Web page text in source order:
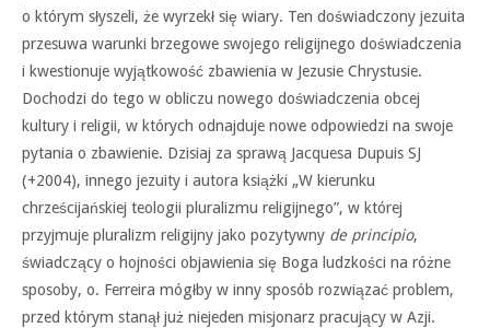
o którym słyszeli, że wyrzekł się wiary. Ten doświadczony jezuita
przesuwa warunki brzegowe swojego religijnego doświadczenia
i kwestionuje wyjątkowość zbawienia w Jezusie Chrystusie.
Dochodzi do tego w obliczu nowego doświadczenia obcej
kultury i religii, w których odnajduje nowe odpowiedzi na swoje
pytania o zbawienie. Dzisiaj za sprawą Jacquesa Dupuis SJ
(+2004), innego jezuity i autora książki „W kierunku
chrześcijańskiej teologii pluralizmu religijnego”, w której
przyjmuje pluralizm religijny jako pozytywny de principio,
świadczący o hojności objawienia się Boga ludzkości na różne
sposoby, o. Ferreira mógłby w inny sposób rozwiązać problem,
przed którym stanął już niejeden misjonarz pracujący w Azji.